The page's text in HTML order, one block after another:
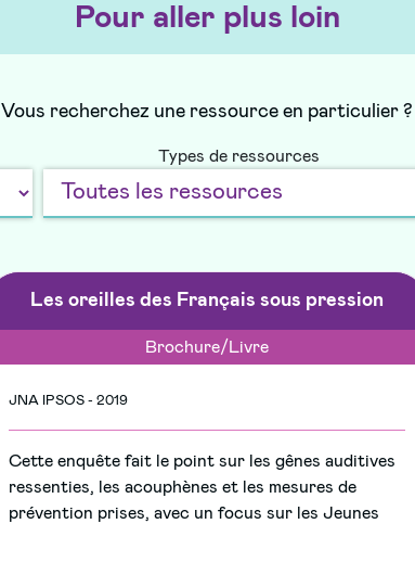
Pour aller plus loin
Vous recherchez une ressource en particulier ?
Types de ressources
Les oreilles des Français sous pression
Brochure/Livre
JNA IPSOS - 2019
Cette enquête fait le point sur les gênes auditives
ressenties, les acouphènes et les mesures de
prévention prises, avec un focus sur les Jeunes